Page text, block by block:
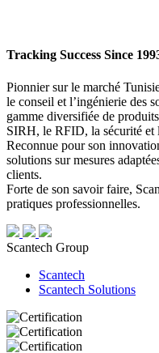
Tracking Success Since
Pionnier sur le marché
le conseil et l’ingénierie des
gamme diversifiée de
SIRH, le RFID, la sécurité et
Reconnue pour son
solutions sur mesures
clients.
Forte de son savoir faire,
pratiques professionnelles.
Scantech Group
Scantech
Scantech Solutions